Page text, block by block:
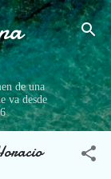
de una
va desde